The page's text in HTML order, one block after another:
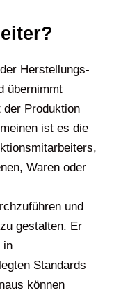
Herstellungs-
übernimmt
der Produktion
ist es die
Waren oder
und
gestalten. Er
in
Standards
können